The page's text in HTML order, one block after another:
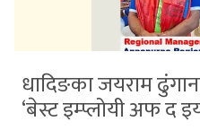
धादिङका जयराम
‘बेस्ट इम्प्लोयी अफ द